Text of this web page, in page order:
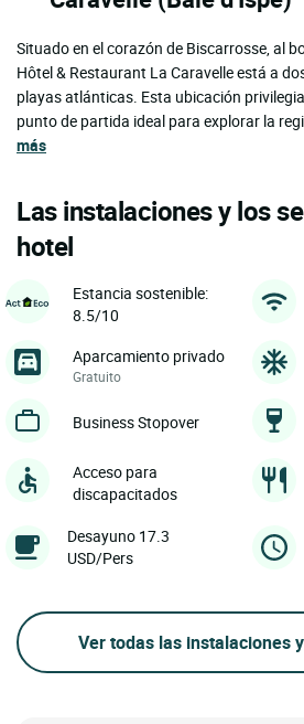
Situado en el corazón de Biscarrosse, al
Hôtel & Restaurant La Caravelle está a
playas atlánticas. Esta ubicación
punto de partida ideal para explorar la
más
Las instalaciones y los
hotel
Estancia sostenible:
8.5/10
Aparcamiento privado
Gratuito
Business Stopover
Acceso para
discapacitados
Desayuno 17.3
USD/Pers
Ver todas las instalaciones